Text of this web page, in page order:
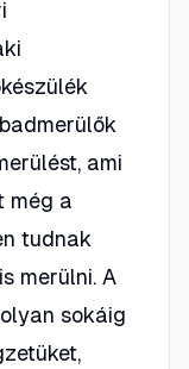
ami
még a
tudnak
merülni. A
sokáig